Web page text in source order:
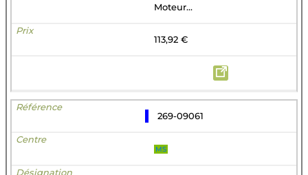
Moteur...
113,92 €
269-09061
MS